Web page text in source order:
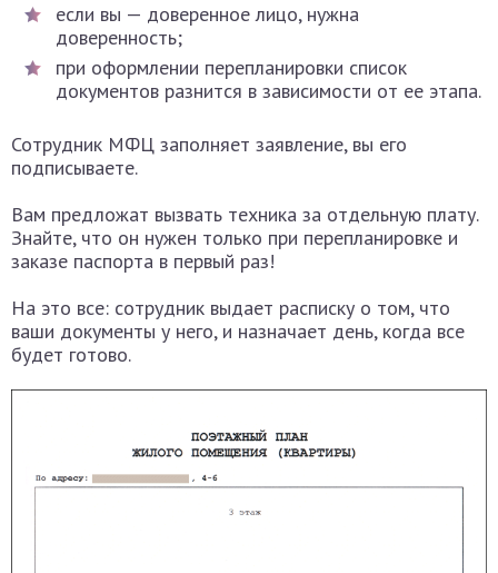
если вы — доверенное лицо, нужна
доверенность;
при оформлении перепланировки список
документов разнится в зависимости от ее этапа.
Сотрудник МФЦ заполняет заявление, вы его
подписываете.
Вам предложат вызвать техника за отдельную плату.
Знайте, что он нужен только при перепланировке и
заказе паспорта в первый раз!
На это все: сотрудник выдает расписку о том, что
ваши документы у него, и назначает день, когда все
будет готово.